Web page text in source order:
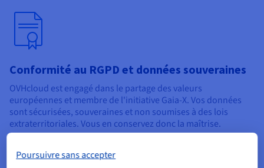
Conformité au RGPD et données souveraines
OVHcloud est engagé dans le partage des valeurs
européennes et membre de l'initiative Gaia-X. Vos données
sont sécurisées, souveraines et non soumises à des lois
extraterritoriales. Vous en conservez donc la maîtrise.
Poursuivre sans accepter